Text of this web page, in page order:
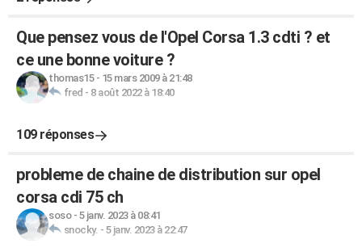
Que pensez vous de l'Opel Corsa 1.3 cdti ? et
ce une bonne voiture ?
thomas15- 15 mars 2009 à 21:48
fred - 8 août 2022 à 18:40
109 réponses
probleme de chaine de distribution sur opel
corsa cdi 75 ch
soso- 5 janv. 2023 à 08:41
snocky. - 5 janv. 2023 à 22:47